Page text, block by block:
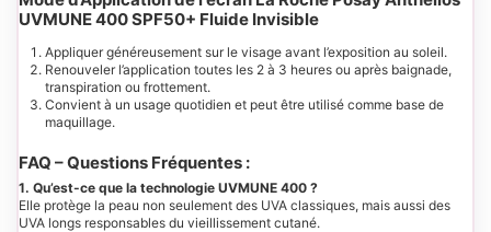
UVMUNE 400 SPF50+ Fluide Invisible
Appliquer généreusement sur le visage avant l’exposition au soleil.
Renouveler l’application toutes les 2 à 3 heures ou après baignade,
transpiration ou frottement.
Convient à un usage quotidien et peut être utilisé comme base de
maquillage.
FAQ – Questions Fréquentes :
1. Qu’est-ce que la technologie UVMUNE 400 ?
Elle protège la peau non seulement des UVA classiques, mais aussi des
UVA longs responsables du vieillissement cutané.